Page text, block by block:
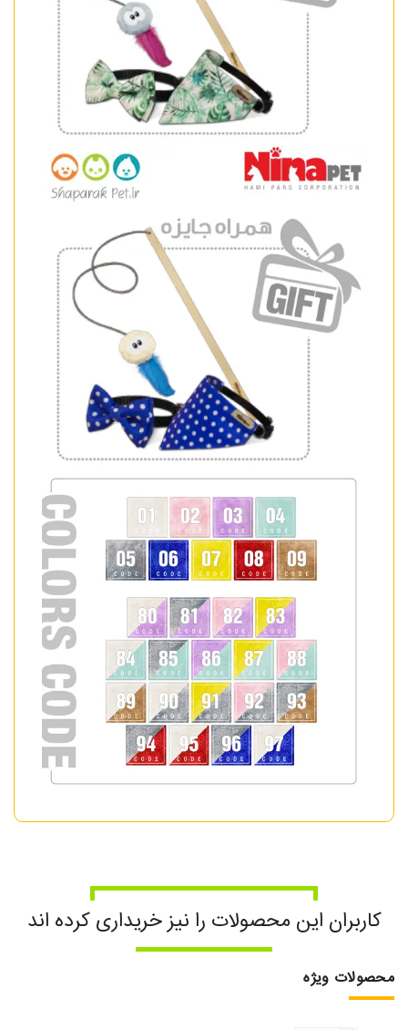
کاربران این محصولات را نیز خریداری کرده اند
محصولات ویژه